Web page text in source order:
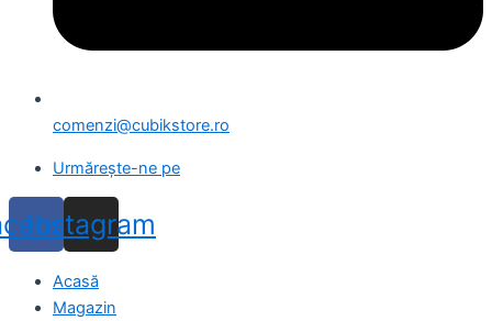
comenzi@cubikstore.ro
Urmărește-ne pe
Instagram
Acasă
Magazin